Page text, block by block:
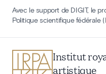
Avec le support de DIGIT, le
Politique scientifique fédérale
Institut
artistique